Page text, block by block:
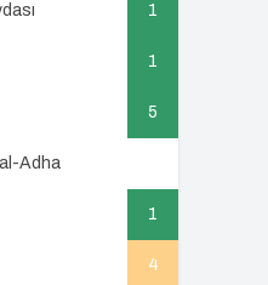
1
1
5
Adha
1
4